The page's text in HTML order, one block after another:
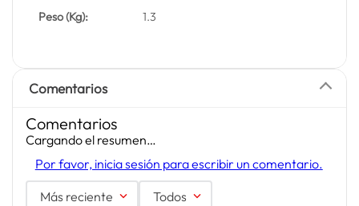
Peso (Kg): 1.3
Comentarios
Comentarios
Cargando el resumen…
Por favor, inicia sesión para escribir un comentario.
Más reciente Todos